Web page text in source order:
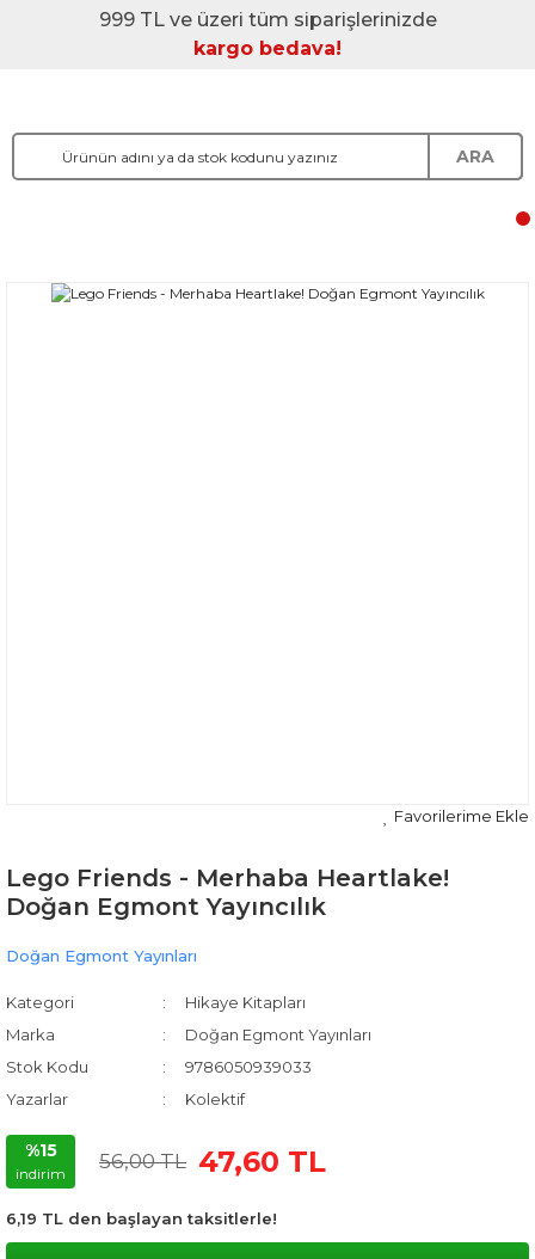
999 TL ve üzeri tüm siparişlerinizde
kargo bedava!
ARA
Lego Friends - Merhaba Heartlake!
Doğan Egmont Yayıncılık
Doğan Egmont Yayınları
Kategori
Hikaye Kitapları
Marka
Doğan Egmont Yayınları
Stok Kodu
9786050939033
Yazarlar
Kolektif
%15
indirim
56,00 TL 47,60 TL
6,19 TL den başlayan taksitlerle!